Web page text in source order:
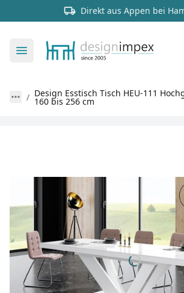
Direkt aus Appen bei
Design Esstisch Tisch HEU-111
160 bis 256 cm